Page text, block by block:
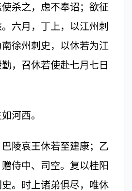
杀之，虑不奉诏；欲征
六月，丁上，以江州刺
徐州刺史，以休若为江
，召休若使赴七月七日
河西。
哀王休若至建康；乙
侍中、司空。复以桂阳
。时上诸弟俱尽，唯休